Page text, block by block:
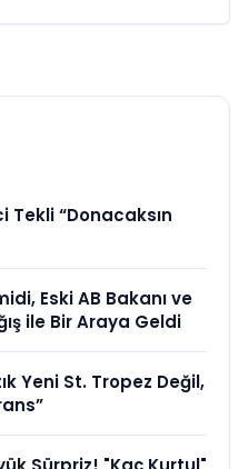
Tekli “Donacaksın
Eski AB Bakanı ve
ile Bir Araya Geldi
Yeni St. Tropez Değil,